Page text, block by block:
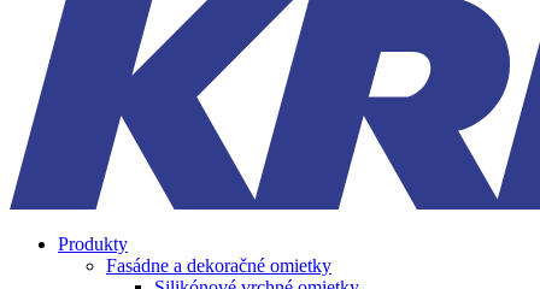
Produkty
Fasádne a dekoračné omietky